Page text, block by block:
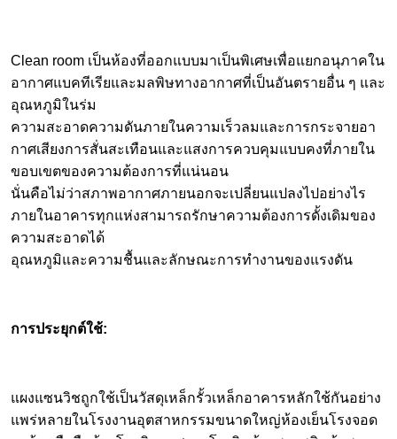
Clean room เป็นห้องที่ออกแบบมาเป็นพิเศษเพื่อแยกอนุภาคใน
อากาศแบคทีเรียและมลพิษทางอากาศที่เป็นอันตรายอื่น ๆ และ
อุณหภูมิในร่ม
ความสะอาดความดันภายในความเร็วลมและการกระจายอา
กาศเสียงการสั่นสะเทือนและแสงการควบคุมแบบคงที่ภายใน
ขอบเขตของความต้องการที่แน่นอน
นั่นคือไม่ว่าสภาพอากาศภายนอกจะเปลี่ยนแปลงไปอย่างไร
ภายในอาคารทุกแห่งสามารถรักษาความต้องการดั้งเดิมของ
ความสะอาดได้
อุณหภูมิและความชื้นและลักษณะการทำงานของแรงดัน
การประยุกต์ใช้:
แผงแซนวิชถูกใช้เป็นวัสดุเหล็กรั้วเหล็กอาคารหลักใช้กันอย่าง
แพร่หลายในโรงงานอุตสาหกรรมขนาดใหญ่ห้องเย็นโรงจอด